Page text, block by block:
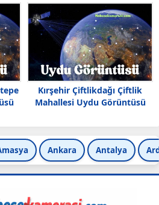
Kırşehir Çiftlikdağı Çiftlik
Mahallesi Uydu Görüntüsü
Ankara Antalya